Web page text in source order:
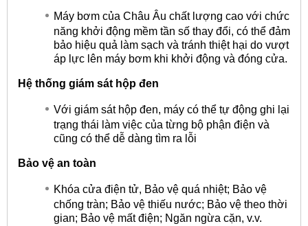
Máy bơm của Châu Âu chất lượng cao với chức
năng khởi động mềm tần số thay đổi, có thể đảm
bảo hiệu quả làm sạch và tránh thiệt hại do vượt
áp lực lên máy bơm khi khởi động và đóng cửa.
Hệ thống giám sát hộp đen
Với giám sát hộp đen, máy có thể tự động ghi lại
trạng thái làm việc của từng bộ phận điện và
cũng có thể dễ dàng tìm ra lỗi
Bảo vệ an toàn
Khóa cửa điện tử, Bảo vệ quá nhiệt; Bảo vệ
chống tràn; Bảo vệ thiếu nước; Bảo vệ theo thời
gian; Bảo vệ mất điện; Ngăn ngừa cặn, v.v.